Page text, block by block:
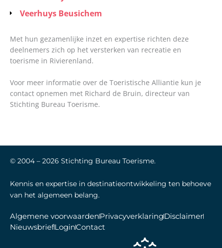
Veerhuys Beusichem
Met hun gezamenlijke inzet en expertise richten deze
deelnemers zich op het versterken van recreatie en
toerisme in Rivierenland.
Voor meer informatie over de Toeristische Alliantie kun je
contact opnemen met Richard de Bruin, directeur van
Stichting Bureau Toerisme.
© 2004 – 2026 Stichting Bureau Toerisme.
Kennis en expertise in destinatieontwikkeling ten behoeve
van het algemeen belang.
Algemene voorwaardenPrivacyverklaringDisclaimer
NieuwsbriefLoginContact